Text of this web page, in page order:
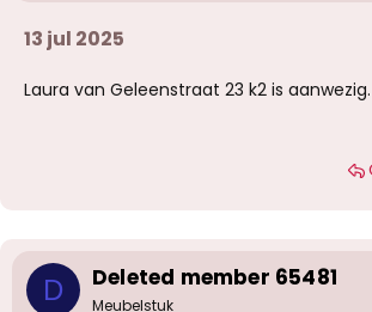
13 jul 2025
Laura van Geleenstraat 23 k2 is aanwezig.
D Deleted member 65481
Meubelstuk